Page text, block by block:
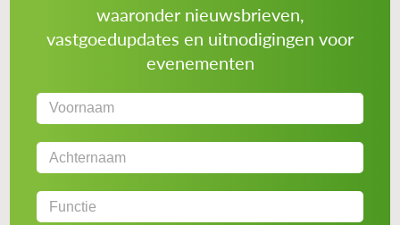
waaronder nieuwsbrieven,
vastgoedupdates en uitnodigingen voor
evenementen